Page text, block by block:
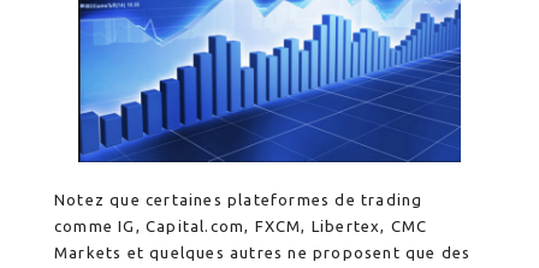
Notez que certaines plateformes de trading
comme IG, Capital.com, FXCM, Libertex, CMC
Markets et quelques autres ne proposent que des